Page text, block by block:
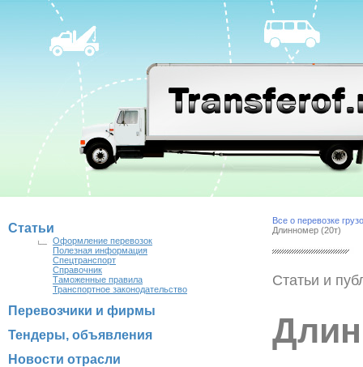
Статьи
Оформление перевозок
Полезная информация
Спецтранспорт
Справочник
Таможенные правила
Транспортное законодательство
Перевозчики и фирмы
Тендеры, объявления
Новости отрасли
Все о перевозке
Длинномер (20т)
Статьи и